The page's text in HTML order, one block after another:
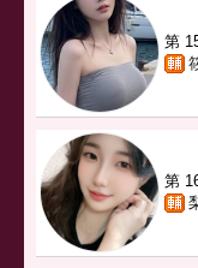
第
第